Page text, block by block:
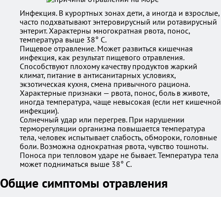
Инфекция. В курортных зонах дети, а иногда и взрослые,
часто подхватывают энтеровирусный или ротавирусный
энтерит. Характерны многократная рвота, понос,
температура выше 38° C.
Пищевое отравление. Может развиться кишечная
инфекция, как результат пищевого отравления.
Способствуют плохому качеству продуктов жаркий
климат, питание в антисанитарных условиях,
экзотическая кухня, смена привычного рациона.
Характерные признаки — рвота, понос, боль в животе,
иногда температура, чаще невысокая (если нет кишечной
инфекции).
Солнечный удар или перегрев. При нарушении
терморегуляции организма повышается температура
тела, человек испытывает слабость, обмороки, головные
боли. Возможна однократная рвота, чувство тошноты.
Поноса при тепловом ударе не бывает. Температура тела
может подниматься выше 38° C.
Общие симптомы отравления